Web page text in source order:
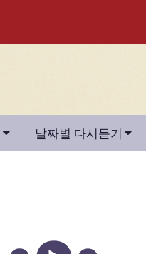
 날짜별 다시듣기 